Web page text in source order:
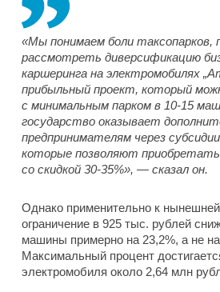
«Мы понимаем боли таксопарков,
рассмотреть диверсификацию
каршеринга на электромобилях
прибыльный проект, который
с минимальным парком в 10-15
государство оказывает
предпринимателям через
которые позволяют
со скидкой 30-35%», — сказал он.
Однако применительно к
ограничение в 925 тыс. рублей
машины примерно на 23,2%, а не
Максимальный процент
электромобиля около 2,64 млн